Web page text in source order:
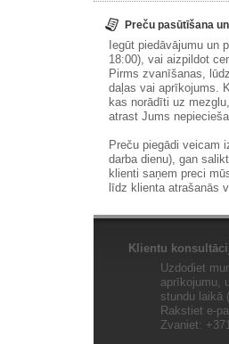
Preču pasūtīšana
Iegūt piedāvājumu un
18:00), vai aizpildot
Pirms zvanīšanas,
daļas vai aprīkojums.
kas norādīti uz
atrast Jums
Preču piegādi veicam
darba dienu), gan
klienti saņem preci
līdz klienta atrašanās
Klientu
Uzdodiet
aprīkojumu,
stundu laikā
Rakstiet e-
Zvaniet: